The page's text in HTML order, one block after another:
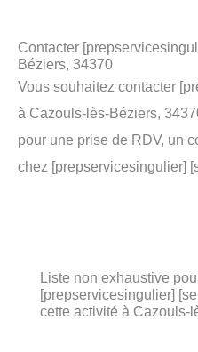
Contacter
Béziers, 34370
Vous souhaitez contacter
à Cazouls-lès-Béziers,
pour une prise de RDV, un
chez [prepservicesingulier]
Liste non exhaustive
[prepservicesingulier]
cette activité à Cazouls-